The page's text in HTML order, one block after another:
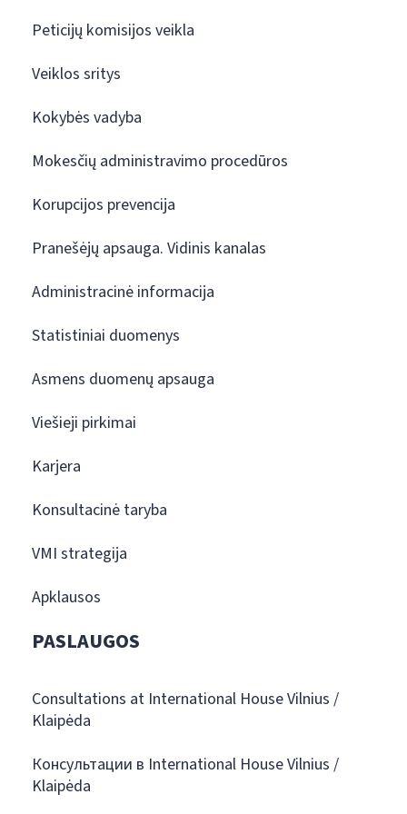
Peticijų komisijos veikla
Veiklos sritys
Kokybės vadyba
Mokesčių administravimo procedūros
Korupcijos prevencija
Pranešėjų apsauga. Vidinis kanalas
Administracinė informacija
Statistiniai duomenys
Asmens duomenų apsauga
Viešieji pirkimai
Karjera
Konsultacinė taryba
VMI strategija
Apklausos
PASLAUGOS
Consultations at International House Vilnius /
Klaipėda
Консультации в International House Vilnius /
Klaipėda